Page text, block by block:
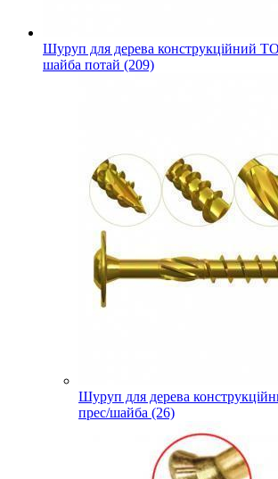
Шуруп для дерева конструкційний
шайба потай (209)
Шуруп для дерева
прес/шайба (26)